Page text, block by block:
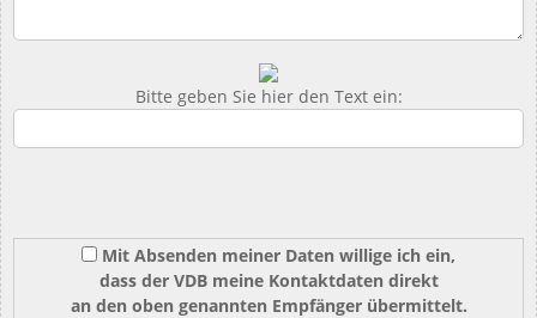
Bitte geben Sie hier den Text ein:
Mit Absenden meiner Daten willige ich ein,
dass der VDB meine Kontaktdaten direkt
an den oben genannten Empfänger übermittelt.